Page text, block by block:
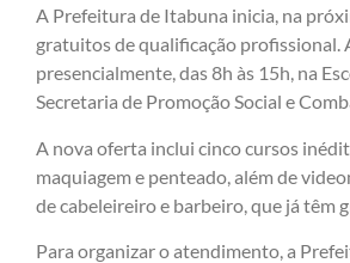
A Prefeitura de Itabuna inicia, na
gratuitos de qualificação profissional.
presencialmente, das 8h às 15h, na
Secretaria de Promoção Social e
A nova oferta inclui cinco cursos
maquiagem e penteado, além de
de cabeleireiro e barbeiro, que já têm
Para organizar o atendimento, a